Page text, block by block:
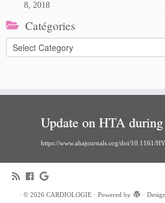
8, 2018
Catégories
Catégories
Update on HTA
https://www.ahajournals.org/doi/10.1161/
· © 2026 CARDIOLOGIE · Powered by ·